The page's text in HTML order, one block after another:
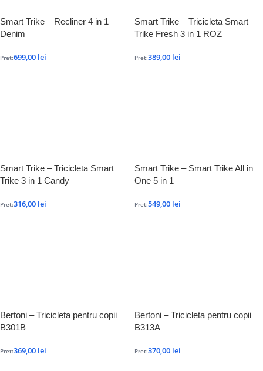
Smart Trike – Recliner 4 in 1
Denim
Pret:699,00 lei
Smart Trike – Tricicleta Smart
Trike Fresh 3 in 1 ROZ
Pret:389,00 lei
Smart Trike – Tricicleta Smart
Trike 3 in 1 Candy
Pret:316,00 lei
Smart Trike – Smart Trike All in
One 5 in 1
Pret:549,00 lei
Bertoni – Tricicleta pentru copii
B301B
Pret:369,00 lei
Bertoni – Tricicleta pentru copii
B313A
Pret:370,00 lei